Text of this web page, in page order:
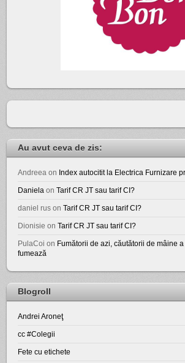
Au avut ceva de zis:
Andreea on Index autocitit la Electrica Furnizare
Daniela onTarif CR JT sau tarif CI?
daniel rus onTarif CR JT sau tarif CI?
Dionisie onTarif CR JT sau tarif CI?
PulaCoi on Fumătorii de azi, căutătorii de mâine
fumează
Blogroll
Andrei Aroneţ
cc #Colegii
Fete cu etichete